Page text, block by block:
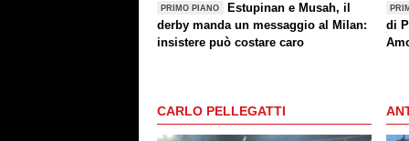
PRIMO PIANO
Estupinan e Musah, il
derby manda un messaggio al Milan:
insistere può costare caro
di
CARLO PELLEGATTI